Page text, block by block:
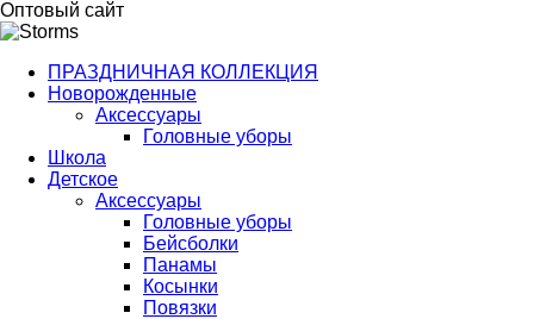
Оптовый сайт
ПРАЗДНИЧНАЯ КОЛЛЕКЦИЯ
Новорожденные
Аксессуары
Головные уборы
Школа
Детское
Аксессуары
Головные уборы
Бейсболки
Панамы
Косынки
Повязки